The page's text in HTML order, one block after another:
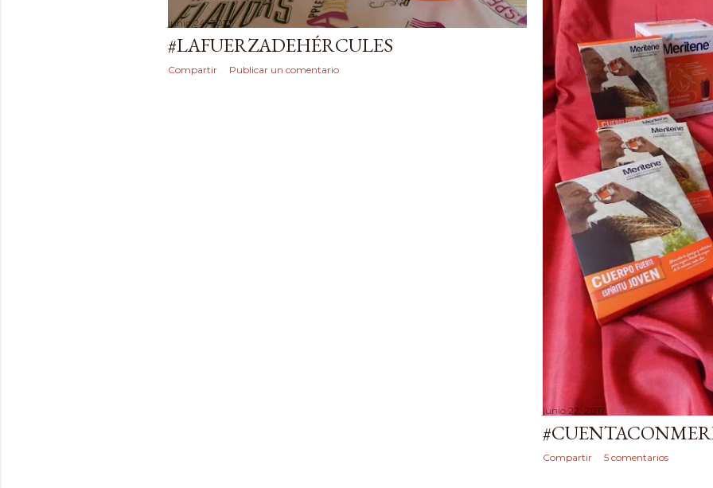
junio 24, 2017
#LAFUERZADEHÉRCULES
Compartir Publicar un comentario
junio 22, 2017
Compartir 5 comentarios